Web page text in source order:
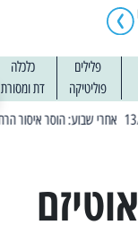
פלילים
כלכלה
פוליטיקה דת ומסורת
אוטיזם